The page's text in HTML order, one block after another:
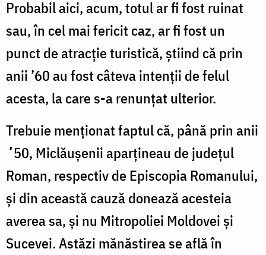
Probabil aici, acum, totul ar fi fost ruinat
sau, în cel mai fericit caz, ar fi fost un
punct de atracție turistică, știind că prin
anii ’60 au fost câteva intenții de felul
acesta, la care s-a renunțat ulterior.
Trebuie menționat faptul că, până prin anii
ʼ50, Miclăușenii aparțineau de județul
Roman, respectiv de Episcopia Romanului,
și din această cauză donează acesteia
averea sa, și nu Mitropoliei Moldovei și
Sucevei. Astăzi mănăstirea se află în